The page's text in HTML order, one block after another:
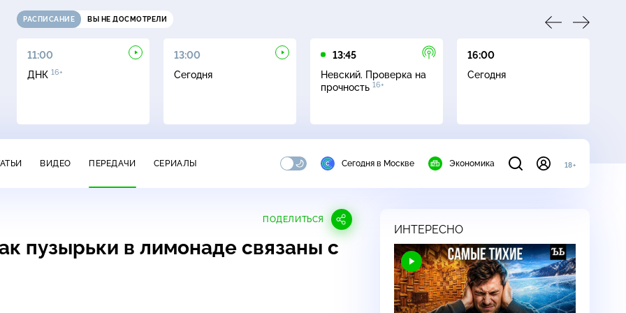
РАСПИСАНИЕ ВЫ НЕ ДОСМОТРЕЛИ
11:00
ДНК 16+
13:00
Сегодня
13:45
Невский. Проверка на
прочность 16+
16:00
Сегодня
ВИДЕО ПЕРЕДАЧИ СЕРИАЛЫ Сегодня в Москве Экономика 18+
ПОДЕЛИТЬСЯ
пузырьки в лимонаде связаны с
ИНТЕРЕСНО